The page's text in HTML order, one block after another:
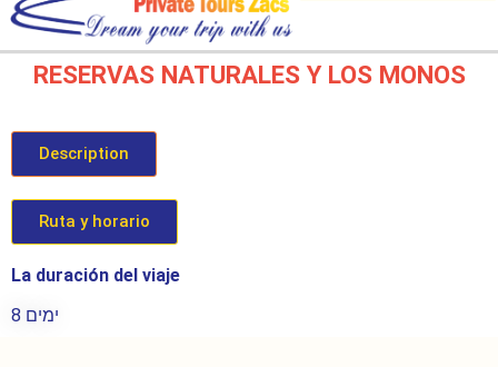
RESERVAS NATURALES Y LOS MONOS
Description
Ruta y horario
La duración del viaje
8 ימים